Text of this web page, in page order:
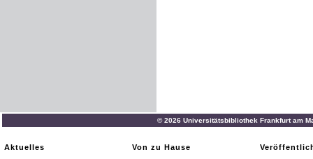
© 2026 Universitätsbibliothek Frankfurt am
Aktuelles
Von zu Hause